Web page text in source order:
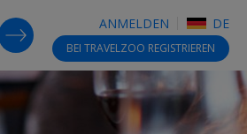
ANMELDEN DE
BEI TRAVELZOO REGISTRIEREN
SEARCH DEALS